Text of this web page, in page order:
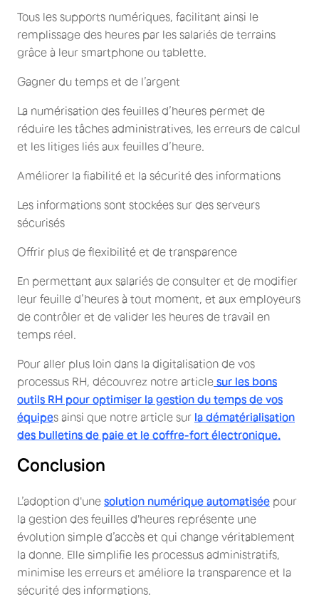
Tous les supports numériques, facilitant ainsi le
remplissage des heures par les salariés de terrains
grâce à leur smartphone ou tablette.
Gagner du temps et de l’argent
La numérisation des feuilles d’heures permet de
réduire les tâches administratives, les erreurs de calcul
et les litiges liés aux feuilles d’heure.
Améliorer la fiabilité et la sécurité des informations
Les informations sont stockées sur des serveurs
sécurisés
Offrir plus de flexibilité et de transparence
En permettant aux salariés de consulter et de modifier
leur feuille d’heures à tout moment, et aux employeurs
de contrôler et de valider les heures de travail en
temps réel.
Pour aller plus loin dans la digitalisation de vos
processus RH, découvrez notre article sur les bons
outils RH pour optimiser la gestion du temps de vos
équipes ainsi que notre article sur la dématérialisation
des bulletins de paie et le coffre-fort électronique.
Conclusion
L’adoption d'une solution numérique automatisée pour
la gestion des feuilles d'heures représente une
évolution simple d’accès et qui change véritablement
la donne. Elle simplifie les processus administratifs,
minimise les erreurs et améliore la transparence et la
sécurité des informations.